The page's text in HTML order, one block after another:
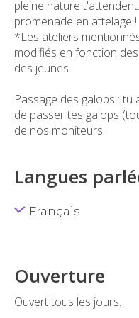
pleine nature
promenade en attelage !
*Les ateliers
modifiés en fonction
des jeunes.
Passage des galops :
de passer tes galops
de nos moniteurs.
Langues
Français
Ouverture
Ouvert tous les jours.